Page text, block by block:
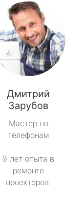
Дмитрий
Зарубов
Мастер по
телефонам
9 лет опыта в
ремонте
проекторов.